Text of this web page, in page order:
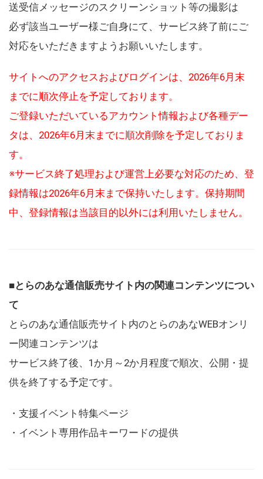
送受信メッセージのスクリーンショット等の撮影は
必ず該当ユーザー様ご自身にて、サービス終了前にご
対応をいただきますようお願いいたします。
サイトへのアクセスおよびログインは、2026年6月末
までに順次停止を予定しております。
ご登録いただいているアカウント情報および各種デー
タは、2026年6月末までに順次削除を予定しておりま
す。
※サービス終了処理および運営上必要な対応のため、登
録情報は2026年6月末まで保持いたします。保持期間
中、登録情報は当該目的以外には利用いたしません。
■とらのあな通信販売サイト内の関連コンテンツについ
て
とらのあな通信販売サイト内のとらのあなWEBオンリ
ー関連コンテンツは
サービス終了後、1か月～2か月程度で順次、公開・提
供を終了する予定です。
・支援イベント特集ページ
・イベント専用作品キーワードの提供